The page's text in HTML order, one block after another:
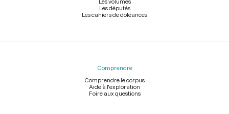
Les députés
Les cahiers de doléances
Comprendre
Comprendre le corpus
Aide à l'exploration
Foire aux questions